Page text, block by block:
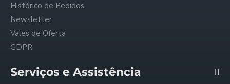
Histórico de Pedidos
Newsletter
Vales de Oferta
GDPR
Serviços e Assistência